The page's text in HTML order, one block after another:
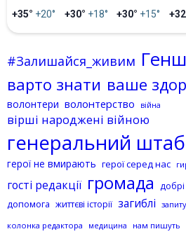
+35° +20° +30° +18° +30° +15°
#Залишайся_живим
варто знати ваше
волонтери волонтерство війна
вірші народжені війною
генеральний
герої не вмирають герої серед нас
гості редакції громада
допомога життєві історії загиблі
колонка редактора
медицина нам пишуть